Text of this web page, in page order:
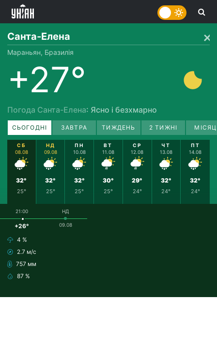
Санта-Елена
Мараньян, Бразилія
+27°
Погода Санта-Елена: Ясно і безхмарно
СЬОГОДНІ ЗАВТРА ТИЖДЕНЬ 2 ТИЖНІ
СБ
08.08
32°
25°
НД
09.08
32°
25°
ПН
10.08
32°
25°
ВТ
11.08
30°
25°
СР
12.08
29°
24°
ЧТ
13.08
32°
24°
ПТ
14.08
32°
24°
21:00
+26°
4 %
2.7 м/с
757 мм
87 %
НД
09.08